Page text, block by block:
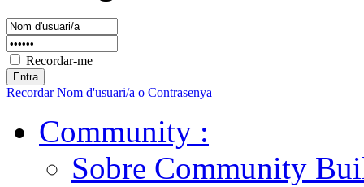
Recordar-me
Recordar Nom d'usuari/a o Contrasenya
Community :
Sobre Community